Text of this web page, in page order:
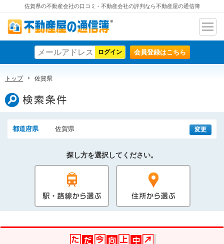
佐賀県の不動産会社の口コミ - 不動産会社の評判なら不動産屋の通信簿
不動産屋の通信簿
ナビ
ン
会員登録はこちら
トップ 佐賀県
検索条件
都道府県 佐賀県 変更
探し方を選択してください。
駅・路線から選ぶ 住所から選ぶ